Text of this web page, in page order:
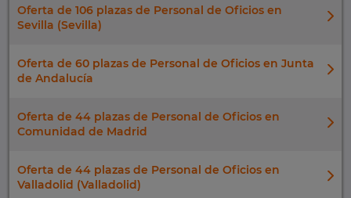
Oferta de 106 plazas de Personal de Oficios en
Sevilla (Sevilla)
Oferta de 60 plazas de Personal de Oficios en Junta
de Andalucía
Oferta de 44 plazas de Personal de Oficios en
Comunidad de Madrid
Oferta de 44 plazas de Personal de Oficios en
Valladolid (Valladolid)